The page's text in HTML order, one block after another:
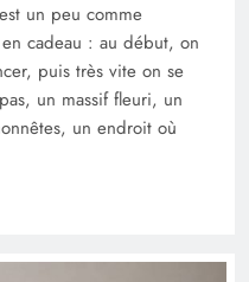
un peu comme
cadeau : au début, on
puis très vite on se
un massif fleuri, un
un endroit où